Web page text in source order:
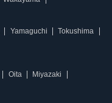
Yamaguchi
Tokushima
Oita
Miyazaki